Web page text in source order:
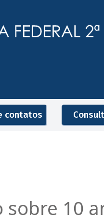
contatos
sobre 10